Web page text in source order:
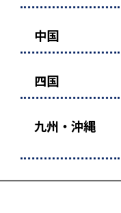
中国
四国
九州・沖縄